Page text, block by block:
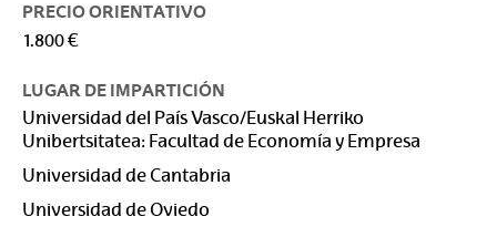
PRECIO ORIENTATIVO
1.800 €
LUGAR DE IMPARTICIÓN
Universidad del País Vasco/Euskal Herriko
Unibertsitatea: Facultad de Economía y Empresa
Universidad de Cantabria
Universidad de Oviedo